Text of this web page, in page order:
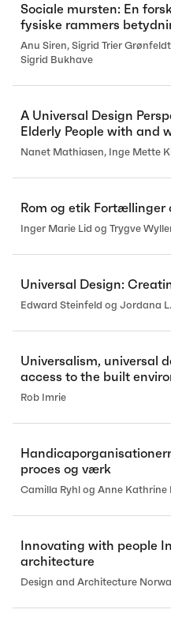
Sociale mursten: En
fysiske rammers
Anu Siren, Sigrid Trier
Sigrid Bukhave
A Universal Design
Elderly People with and
Nanet Mathiasen, Inge Mette
Rom og etik Fortællinger
Inger Marie Lid og Trygve
Universal Design:
Edward Steinfeld og Jordana
Universalism, universal
access to the built
Rob Imrie
proces og værk
Camilla Ryhl og Anne Kathrine
Innovating with people
architecture
Design and Architecture